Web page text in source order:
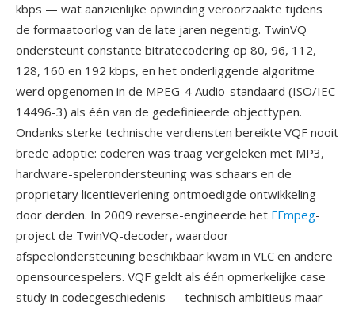
kbps — wat aanzienlijke opwinding veroorzaakte tijdens
de formaatoorlog van de late jaren negentig. TwinVQ
ondersteunt constante bitratecodering op 80, 96, 112,
128, 160 en 192 kbps, en het onderliggende algoritme
werd opgenomen in de MPEG-4 Audio-standaard (ISO/IEC
14496-3) als één van de gedefinieerde objecttypen.
Ondanks sterke technische verdiensten bereikte VQF nooit
brede adoptie: coderen was traag vergeleken met MP3,
hardware-spelerondersteuning was schaars en de
proprietary licentieverlening ontmoedigde ontwikkeling
door derden. In 2009 reverse-engineerde het FFmpeg-
project de TwinVQ-decoder, waardoor
afspeelondersteuning beschikbaar kwam in VLC en andere
opensourcespelers. VQF geldt als één opmerkelijke case
study in codecgeschiedenis — technisch ambitieus maar